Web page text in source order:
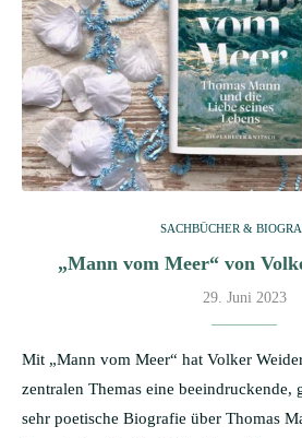
SACHBÜCHER &
„Mann vom Meer“ von
29. Juni 2023
Mit „Mann vom Meer“ hat Volker
zentralen Themas eine beeindruckende,
sehr poetische Biografie über Thomas